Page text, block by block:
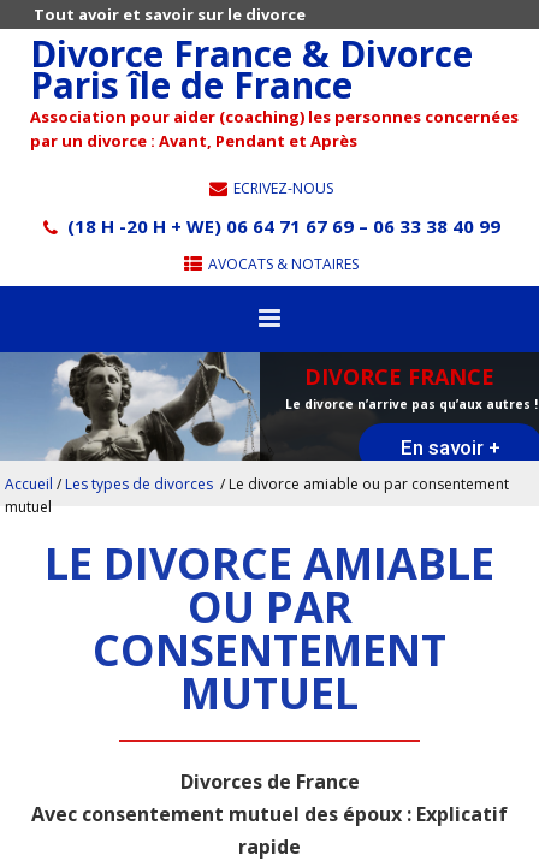
Tout avoir et savoir sur le divorce
Divorce France & Divorce
Paris île de France
Association pour aider (coaching) les personnes concernées
par un divorce : Avant, Pendant et Après
ECRIVEZ-NOUS
(18 H -20 H + WE) 06 64 71 67 69 – 06 33 38 40 99
AVOCATS & NOTAIRES
DIVORCE FRANCE
Le divorce n’arrive pas qu’aux autres !
En savoir +
Accueil / Les types de divorces / Le divorce amiable ou par consentement
mutuel
LE DIVORCE AMIABLE
OU PAR
CONSENTEMENT
MUTUEL
Divorces de France
Avec consentement mutuel des époux : Explicatif
rapide